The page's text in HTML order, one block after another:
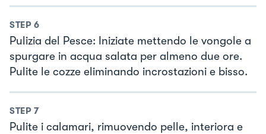
STEP 6
Pulizia del Pesce: Iniziate mettendo le vongole a
spurgare in acqua salata per almeno due ore.
Pulite le cozze eliminando incrostazioni e bisso.
STEP 7
Pulite i calamari, rimuovendo pelle, interiora e